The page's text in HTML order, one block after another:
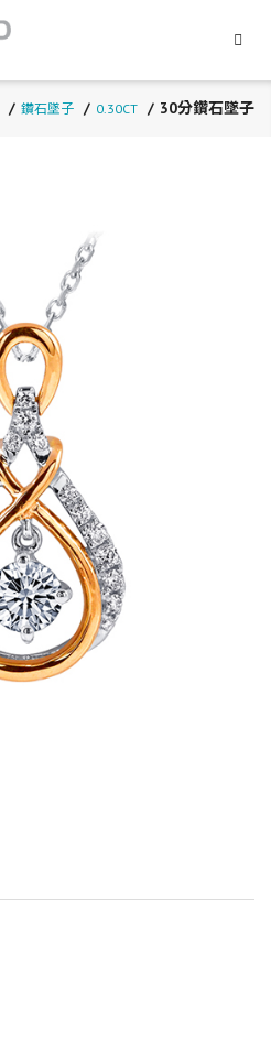
鑽石墜子 0.30CT 30分鑽石墜子